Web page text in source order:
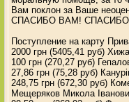
Вам поклон за Ваше
СПАСИБО ВАМ!
Поступление на карту
2000 грн (5405,41 руб)
100 грн (270,27 руб)
27,86 грн (75,28 руб)
248,75 грн (672,30 руб)
Мещеряков Микола